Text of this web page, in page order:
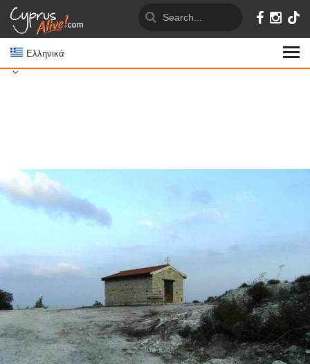
Ελληνικά